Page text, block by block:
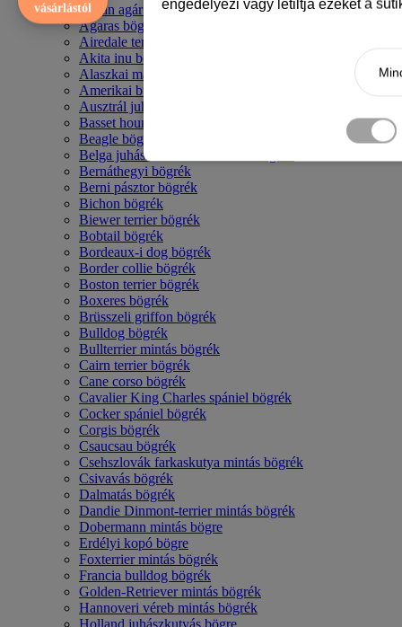
Afgán agár bögrék
Agaras bögrék
Airedale terrier mintás bögre
Akita inu bögrék
Alaszkai malamut bögrék
Amerikai bulldog mintás bögrék
Ausztrál juhászkutya bögrék
Basset hound mintás bögrék
Beagle bögrék
Belga juhász - malinois mintás bögrék
Bernáthegyi bögrék
Berni pásztor bögrék
Bichon bögrék
Biewer terrier bögrék
Bobtail bögrék
Bordeaux-i dog bögrék
Border collie bögrék
Boston terrier bögrék
Boxeres bögrék
Brüsszeli griffon bögrék
Bulldog bögrék
Bullterrier mintás bögrék
Cairn terrier bögrék
Cane corso bögrék
Cavalier King Charles spániel bögrék
Cocker spániel bögrék
Corgis bögrék
Csaucsau bögrék
Csehszlovák farkaskutya mintás bögrék
Csivavás bögrék
Dalmatás bögrék
Dandie Dinmont-terrier mintás bögrék
Dobermann mintás bögre
Erdélyi kopó bögre
Foxterrier mintás bögrék
Francia bulldog bögrék
Golden-Retriever mintás bögrék
Hannoveri véreb mintás bögrék
Holland juhászkutyás bögre
vásárlástól
engedélyezi vagy letiltja ezeket a